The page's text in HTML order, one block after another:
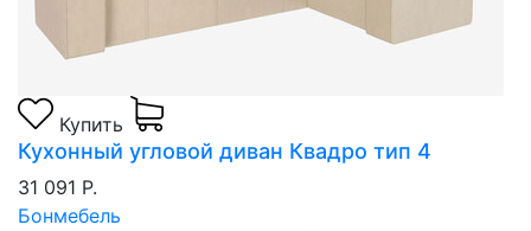
Купить
Кухонный угловой диван Квадро тип 4
31 091 Р.
Бонмебель